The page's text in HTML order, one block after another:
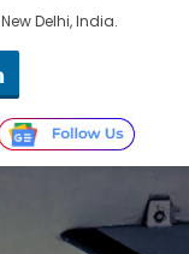
New Delhi, India.